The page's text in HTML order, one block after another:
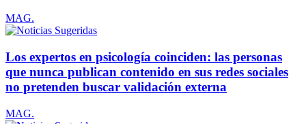
MAG.
Los expertos en psicología coinciden: las personas
que nunca publican contenido en sus redes sociales
no pretenden buscar validación externa
MAG.